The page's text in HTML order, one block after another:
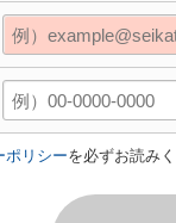
ポリシーを必ずお読み